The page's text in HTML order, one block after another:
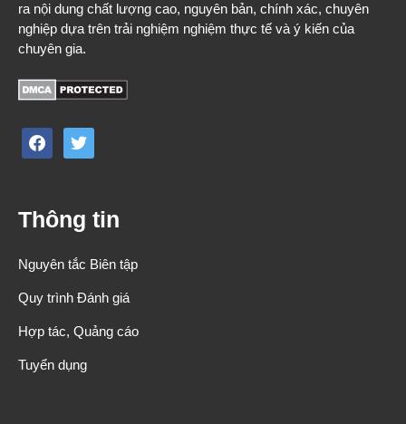
ra nội dung chất lượng cao, nguyên bản, chính xác, chuyên
nghiệp dựa trên trải nghiệm nghiệm thực tế và ý kiến của
chuyên gia.
facebooktwitter
Thông tin
Nguyên tắc Biên tập
Quy trình Đánh giá
Hợp tác, Quảng cáo
Tuyển dụng